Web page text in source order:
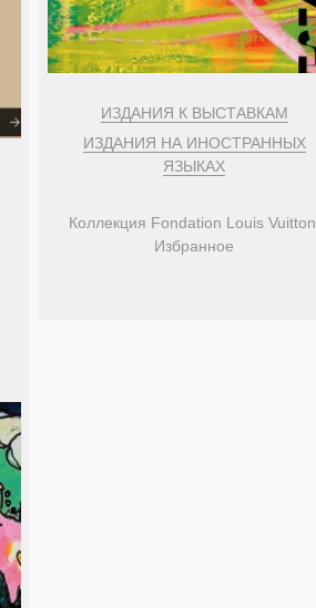
ИЗДАНИЯ К ВЫСТАВКАМ
ИЗДАНИЯ НА ИНОСТРАННЫХ
ЯЗЫКАХ
Коллекция Fondation Louis Vuitton.
Избранное